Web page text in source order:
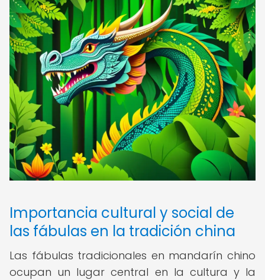
Importancia cultural y social de
las fábulas en la tradición china
Las fábulas tradicionales en mandarín chino
ocupan un lugar central en la cultura y la